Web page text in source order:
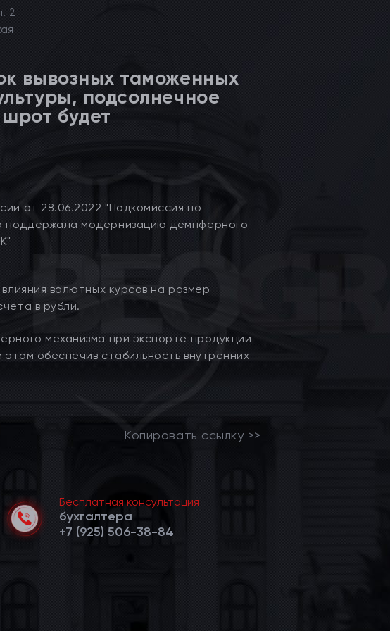
2
вывозных таможенных
подсолнечное
будет
от 28.06.2022 "Подкомиссия по
модернизацию демпферного
валютных курсов на размер
в рубли.
механизма при экспорте продукции
обеспечив стабильность внутренних
Копировать ссылку >>
Бесплатная консультация
бухгалтера
+7 (925) 506-38-84